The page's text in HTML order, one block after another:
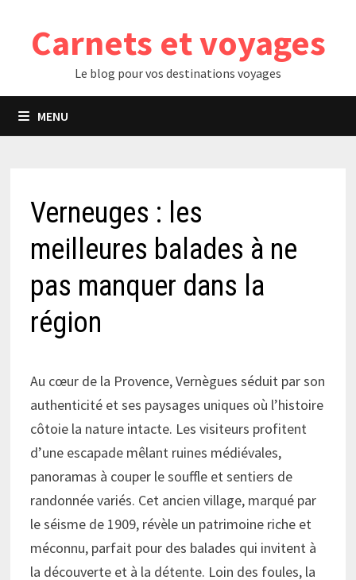
contenuCarnets et voyages
Le blog pour vos destinations voyages
MENU
Verneuges : les
meilleures balades à ne
pas manquer dans la
région
Au cœur de la Provence, Vernègues séduit par son
authenticité et ses paysages uniques où l’histoire
côtoie la nature intacte. Les visiteurs profitent
d’une escapade mêlant ruines médiévales,
panoramas à couper le souffle et sentiers de
randonnée variés. Cet ancien village, marqué par
le séisme de 1909, révèle un patrimoine riche et
méconnu, parfait pour des balades qui invitent à
la découverte et à la détente. Loin des foules, la